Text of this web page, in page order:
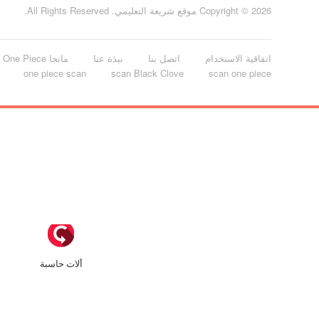
Copyright © 2026 موقع شريعة التعليمي. All Rights Reserved.
اتفاقية الاستخدام اتصل بنا نبذة عنا
مانجا One Piece الفصل 928 مترجم
scan one piece
scan Black Clove
one piece scan